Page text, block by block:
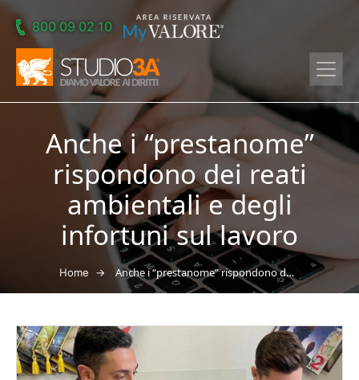
Skip to main content
800 09 02 10
Anche i “prestanome”
rispondono dei reati
ambientali e degli
infortuni sul lavoro
Home → Anche i “prestanome” rispondono dei reati ambientali e degli infortuni sul lavoro